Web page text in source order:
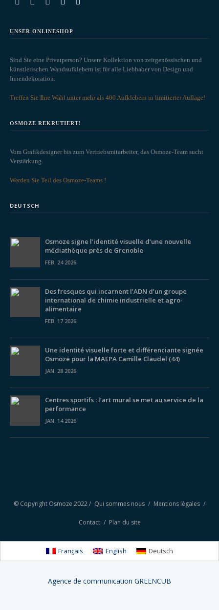
UNSER ONLINESHOP
Sind Sie eine Privatperson? Unsere Kollektion von zeitgenössischen und
künstlerischen Wandaufklebern ist für alle Liebhaber von Design und
Innendekoration.
Treffen Sie Ihre Wahl unter mehr als 400 Aufklebern in limitierter Auflage!
OSMOZE REKRUTIERT!
Vom Grafikdesigner bis zum Vertriebsmitarbeiter, das Osmoze-Team sucht
Verstärkung.
Werden Sie Teil des Osmoze-Teams !
DEUTSCH
Osmoze signe l’identité visuelle d’une nouvelle
médiathèque près de Grenoble
FEB. 24 2026
Des fresques qui incarnent l’ADN d’un groupe
international de chimie industrielle et agro-
alimentaire
FEB. 17 2026
Une identité visuelle forte et différenciante signée
Osmoze pour la MAEPA Camille Claudel (44)
JAN. 28 2026
Centres sportifs : l’art mural se met au service de la
performance
JAN. 14 2026
© Copyright Osmoze 2022 / Qui sommes nous / Mentions légales /
Contact / Plan du site
Français English Deutsch
Agence de communication GREENCUB